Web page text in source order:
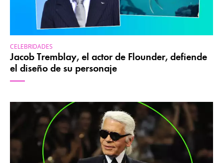
CELEBRIDADES
Jacob Tremblay, el actor de Flounder, defiende
el diseño de su personaje